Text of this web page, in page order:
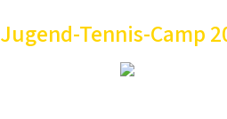
Jugend-Tennis-Camp